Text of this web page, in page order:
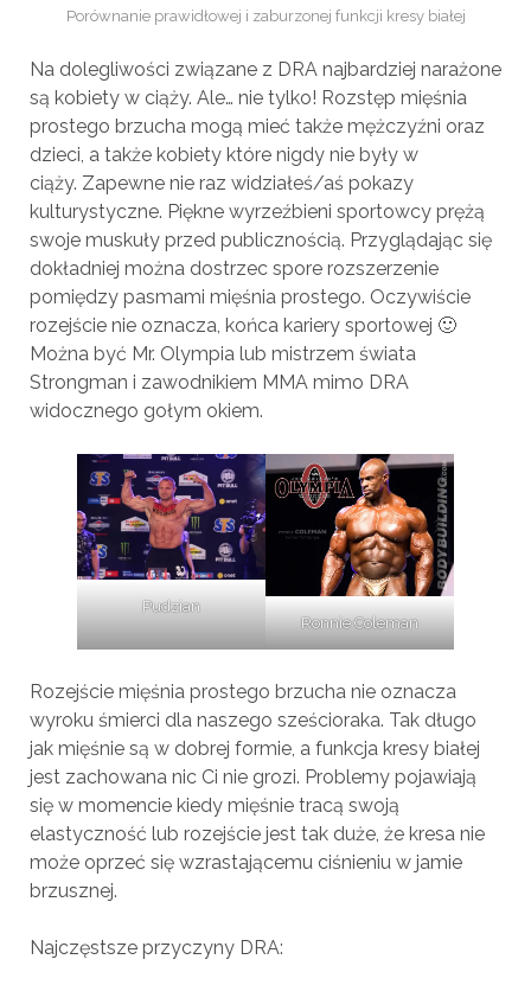
Porównanie prawidłowej i zaburzonej funkcji kresy białej
Na dolegliwości związane z DRA najbardziej narażone
są kobiety w ciąży. Ale… nie tylko! Rozstęp mięśnia
prostego brzucha mogą mieć także mężczyźni oraz
dzieci, a także kobiety które nigdy nie były w
ciąży. Zapewne nie raz widziałeś/aś pokazy
kulturystyczne. Piękne wyrzeźbieni sportowcy prężą
swoje muskuły przed publicznością. Przyglądając się
dokładniej można dostrzec spore rozszerzenie
pomiędzy pasmami mięśnia prostego. Oczywiście
rozejście nie oznacza, końca kariery sportowej 🙂
Można być Mr. Olympia lub mistrzem świata
Strongman i zawodnikiem MMA mimo DRA
widocznego gołym okiem.
Pudzian
Ronnie Coleman
Rozejście mięśnia prostego brzucha nie oznacza
wyroku śmierci dla naszego sześcioraka. Tak długo
jak mięśnie są w dobrej formie, a funkcja kresy białej
jest zachowana nic Ci nie grozi. Problemy pojawiają
się w momencie kiedy mięśnie tracą swoją
elastyczność lub rozejście jest tak duże, że kresa nie
może oprzeć się wzrastającemu ciśnieniu w jamie
brzusznej.
Najczęstsze przyczyny DRA: